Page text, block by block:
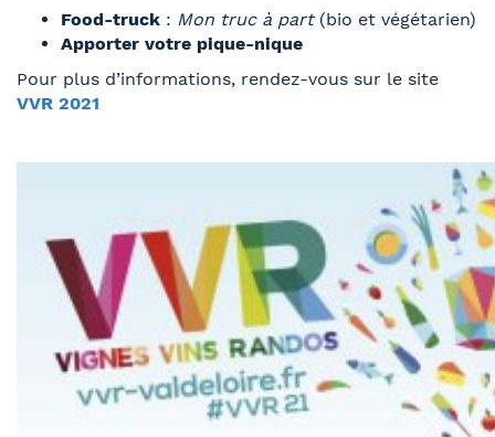
Food-truck : Mon truc à part(bio et végétarien)
Apporter votre pique-nique
Pour plus d’informations, rendez-vous sur le site
VVR 2021